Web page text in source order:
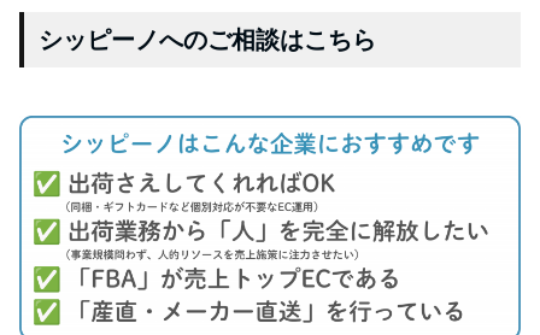
シッピーノへのご相談はこちら